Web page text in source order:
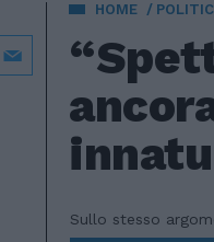
HOME
Sullo stesso